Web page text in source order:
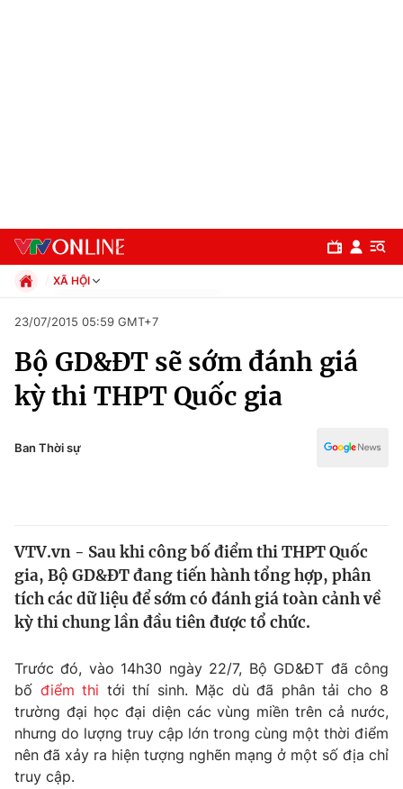
Chuyên mục
Chính trị
Y tế
Thế giới
Thế giới đó đây
Câu chuyện quốc tế
Kinh tế
Tài chính
Thị trường
Góc doanh nghiệp
Dữ liệu và đời sống
Truyền hình
XÃ HỘI
Xã hội
Pháp luật
Thể thao
Văn hóa - Giải trí
Giáo dục
23/07/2015 05:59 GMT+7
Bộ GD&ĐT sẽ sớm đánh giá
kỳ thi THPT Quốc gia
Ban Thời sự
VTV.vn - Sau khi công bố điểm thi THPT Quốc
gia, Bộ GD&ĐT đang tiến hành tổng hợp, phân
tích các dữ liệu để sớm có đánh giá toàn cảnh về
kỳ thi chung lần đầu tiên được tổ chức.
Trước đó, vào 14h30 ngày 22/7, Bộ GD&ĐT đã công
bố điểm thi tới thí sinh. Mặc dù đã phân tải cho 8
trường đại học đại diện các vùng miền trên cả nước,
nhưng do lượng truy cập lớn trong cùng một thời điểm
nên đã xảy ra hiện tượng nghẽn mạng ở một số địa chỉ
truy cập.